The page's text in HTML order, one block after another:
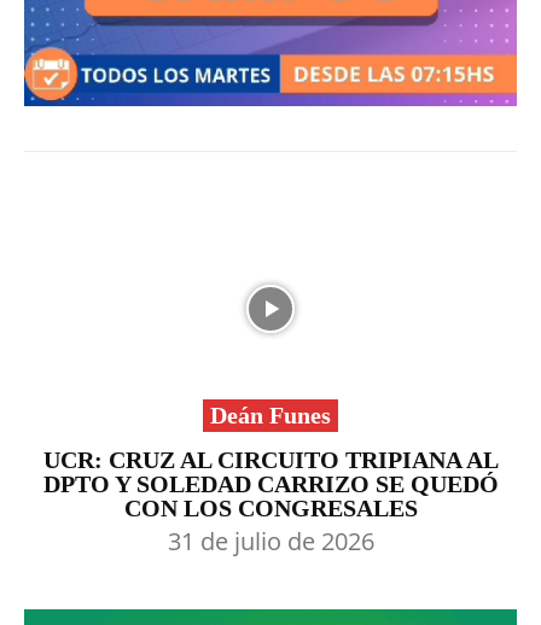
Deán Funes
UCR: CRUZ AL CIRCUITO TRIPIANA AL
DPTO Y SOLEDAD CARRIZO SE QUEDÓ
CON LOS CONGRESALES
31 de julio de 2026